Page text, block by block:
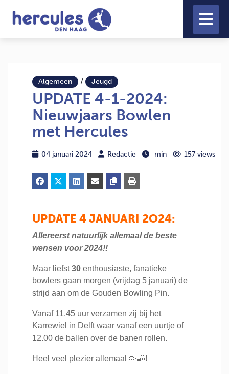
Algemeen / Jeugd
UPDATE 4-1-2024:
Nieuwjaars Bowlen
met Hercules
04 januari 2024 Redactie min 157 views
UPDATE 4 JANUARI 2O24:
Allereerst natuurlijk allemaal de beste
wensen voor 2024!!
Maar liefst30 enthousiaste, fanatieke
bowlers gaan morgen (vrijdag 5 januari) de
strijd aan om de Gouden Bowling Pin.
Vanaf 11.45 uur verzamen zij bij het
Karrewiel in Delft waar vanaf een uurtje of
12.00 de ballen over de banen rollen.
Heel veel plezier allemaal 🥳🎳!